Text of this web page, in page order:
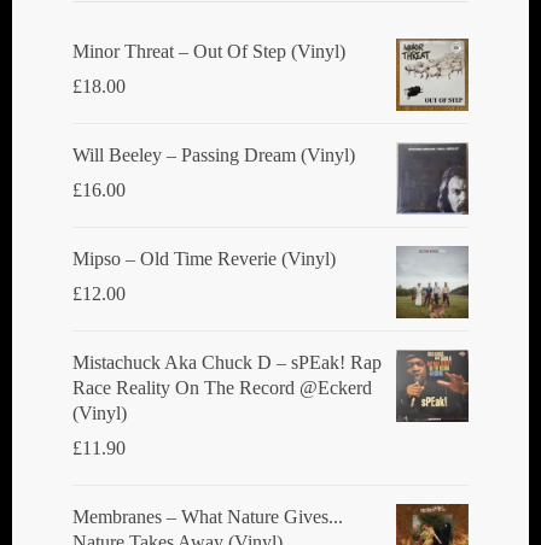
Minor Threat ‎– Out Of Step (Vinyl)
£18.00
Will Beeley ‎– Passing Dream (Vinyl)
£16.00
Mipso ‎– Old Time Reverie (Vinyl)
£12.00
Mistachuck Aka Chuck D ‎– sPEak! Rap
Race Reality On The Record @Eckerd
(Vinyl)
£11.90
Membranes ‎– What Nature Gives...